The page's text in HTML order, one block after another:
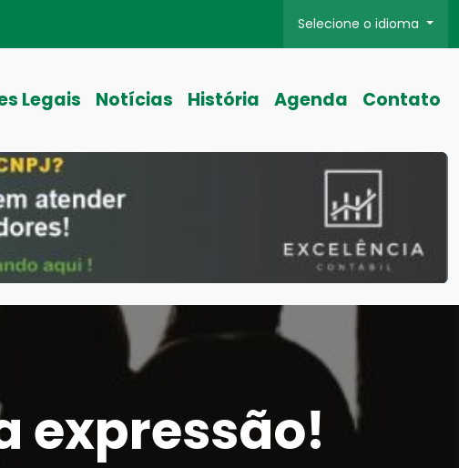
Selecione o idioma
Legais Notícias História Agenda Contato
expressão!